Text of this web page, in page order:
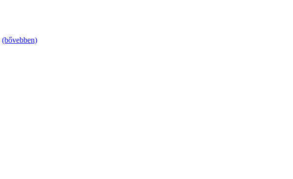
(bővebben)